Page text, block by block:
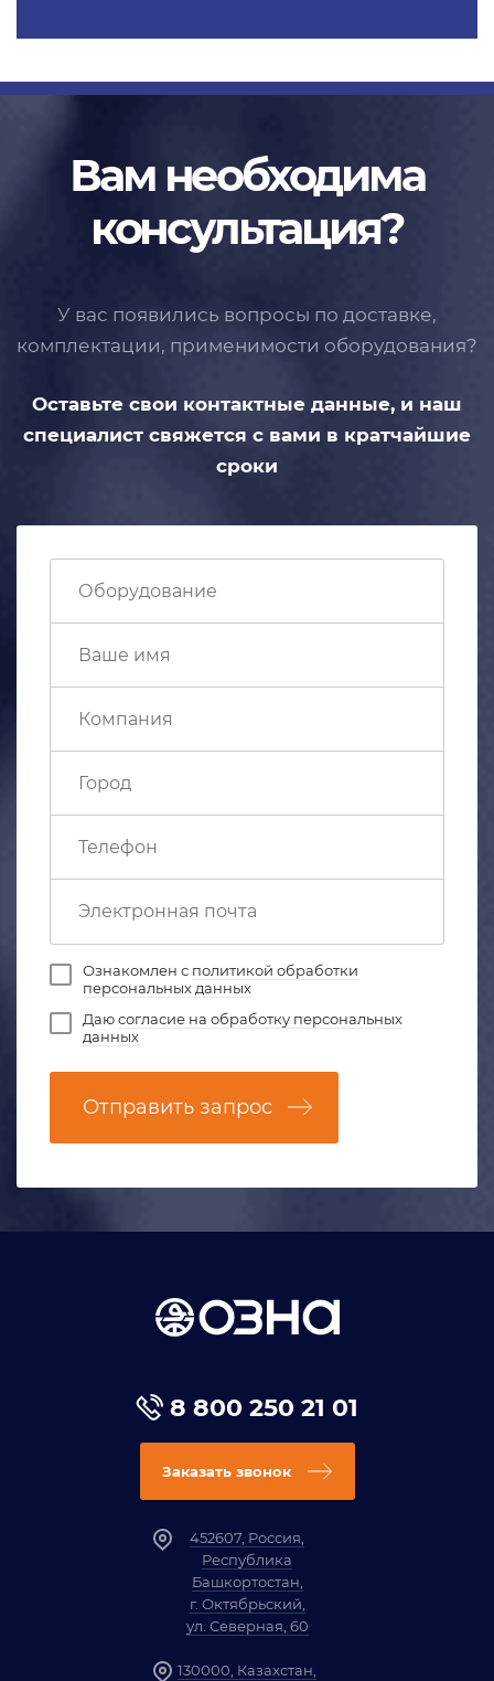
Вам необходима
консультация?
У вас появились вопросы по доставке,
комплектации, применимости оборудования?
Оставьте свои контактные данные, и наш
специалист свяжется с вами в кратчайшие
сроки
Ознакомлен с политикой обработки
персональных данных
Даюсогласие на обработку персональных
данных
Отправить запрос
8 800 250 21 01
Заказать звонок
452607, Россия,
Республика
Башкортостан,
г. Октябрьский,
ул. Северная, 60
130000, Казахстан,